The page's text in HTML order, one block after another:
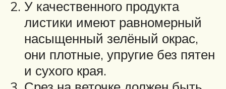
У качественного продукта
листики имеют равномерный
насыщенный зелёный окрас,
они плотные, упругие без пятен
и сухого края.